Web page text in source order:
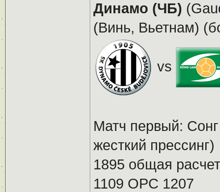
Динамо (ЧБ)
(Винь, Вьетнам)
vs
Матч первый:
жесткий прессинг)
1895 общая
1109 ОРС 1207